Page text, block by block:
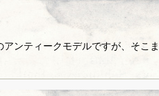
ンティークモデルですが、そ